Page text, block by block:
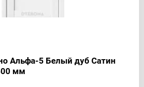
Альфа-5 Белый дуб Сатин
мм